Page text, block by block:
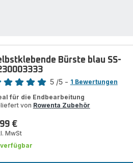
Bürste blau SS-
5 /5 - 1 Bewertungen
für die Endbearbeitung
von Rowenta Zubehör
€
MwSt
verfügbar